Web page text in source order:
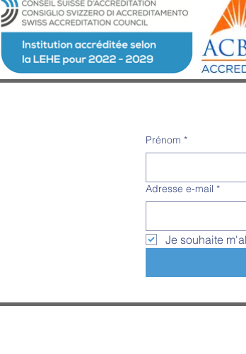
Prénom *
Adresse e-mail *
Je souhaite